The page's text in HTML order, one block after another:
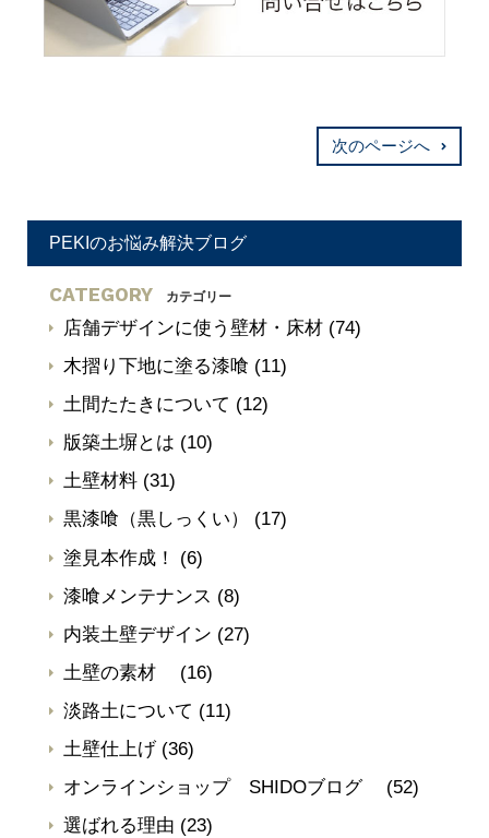
次のページへ
PEKIのお悩み解決ブログ
CATEGORY カテゴリー
店舗デザインに使う壁材・床材 (74)
木摺り下地に塗る漆喰 (11)
土間たたきについて (12)
版築土塀とは (10)
土壁材料 (31)
黒漆喰（黒しっくい）
(17)
塗見本作成！
(6)
漆喰メンテナンス (8)
内装土壁デザイン (27)
土壁の素材
(16)
淡路土について (11)
土壁仕上げ(36)
オンラインショップ SHIDOブログ
(52)
選ばれる理由 (23)